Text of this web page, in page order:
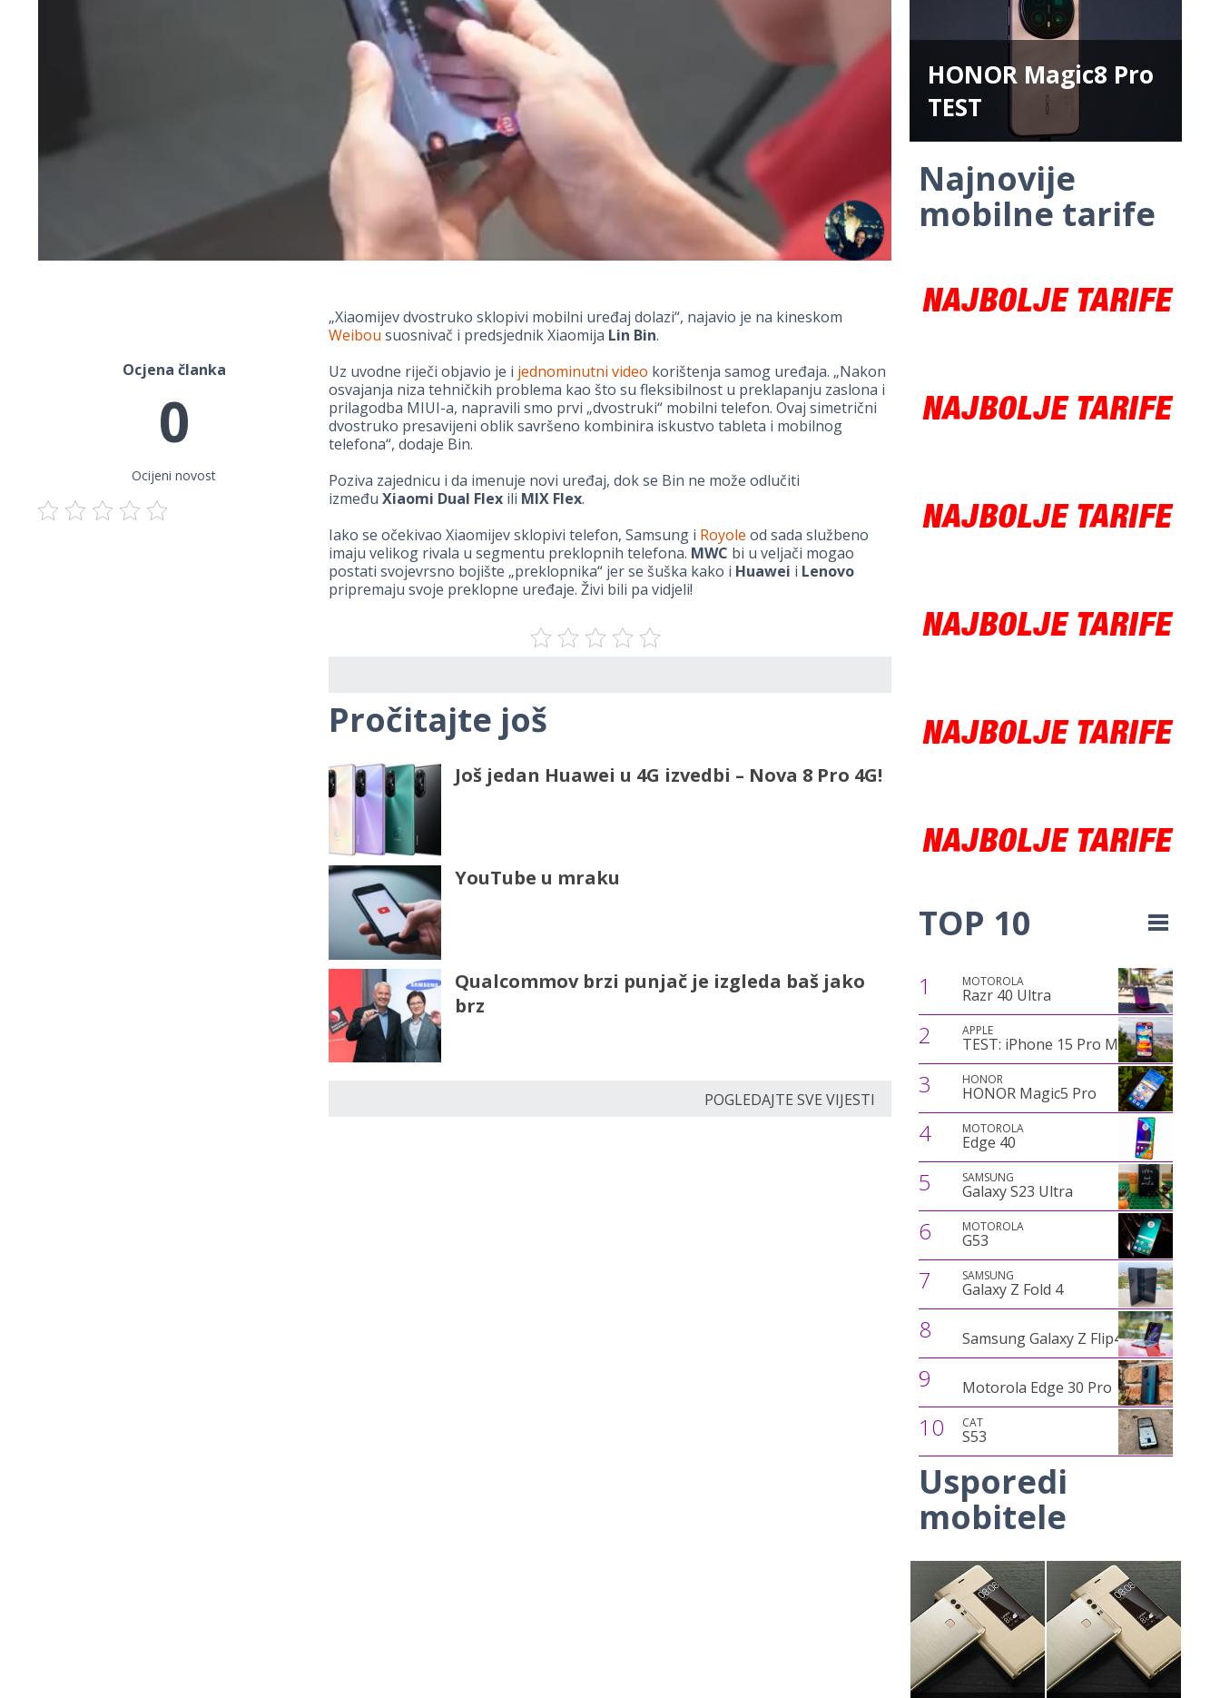
Ocjena članka
0
Ocijeni novost
„Xiaomijev dvostruko sklopivi mobilni uređaj dolazi“, najavio je na kineskom
Weibou suosnivač i predsjednik Xiaomija Lin Bin.
Uz uvodne riječi objavio je i jednominutni video korištenja samog uređaja. „Nakon
osvajanja niza tehničkih problema kao što su fleksibilnost u preklapanju zaslona i
prilagodba MIUI-a, napravili smo prvi „dvostruki“ mobilni telefon. Ovaj simetrični
dvostruko presavijeni oblik savršeno kombinira iskustvo tableta i mobilnog
telefona“, dodaje Bin.
Poziva zajednicu i da imenuje novi uređaj, dok se Bin ne može odlučiti
između Xiaomi Dual Flex ili MIX Flex.
Iako se očekivao Xiaomijev sklopivi telefon, Samsung i Royole od sada službeno
imaju velikog rivala u segmentu preklopnih telefona. MWC bi u veljači mogao
postati svojevrsno bojište „preklopnika“ jer se šuška kako i Huawei i Lenovo
pripremaju svoje preklopne uređaje. Živi bili pa vidjeli!
Pročitajte još
Još jedan Huawei u 4G izvedbi – Nova 8 Pro 4G!
YouTube u mraku
Qualcommov brzi punjač je izgleda baš jako
brz
POGLEDAJTE SVE VIJESTI
HONOR Magic8 Pro
TEST
Najnovije
mobilne tarife
TOP 10
1 MOTOROLA
Razr 40 Ultra
2 APPLE
TEST: iPhone 15 Pro Max
3 HONOR
HONOR Magic5 Pro
4 MOTOROLA
Edge 40
5 SAMSUNG
Galaxy S23 Ultra
6 MOTOROLA
G53
7 SAMSUNG
Galaxy Z Fold 4
8 Samsung Galaxy Z Flip4
9 Motorola Edge 30 Pro
10 CAT
S53
Usporedi
mobitele